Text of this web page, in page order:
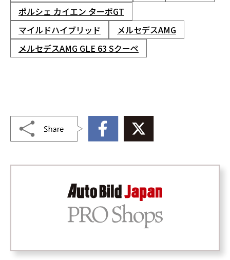
ポルシェ カイエン ターボGT
マイルドハイブリッド
メルセデスAMG
メルセデスAMG GLE 63 Sクーペ